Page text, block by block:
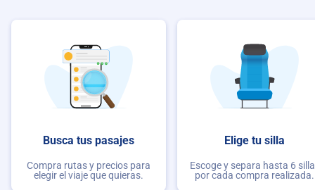
Busca tus pasajes
Compra rutas y precios para
elegir el viaje que quieras.
Elige tu silla
Escoge y separa hasta 6
por cada compra realizada.